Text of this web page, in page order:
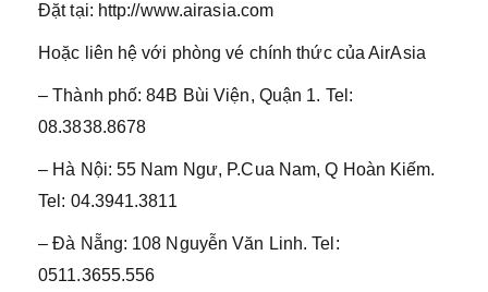
Đặt tại: http://www.airasia.com
Hoặc liên hệ với phòng vé chính thức của AirAsia
– Thành phố: 84B Bùi Viện, Quận 1. Tel:
08.3838.8678
– Hà Nội: 55 Nam Ngư, P.Cua Nam, Q Hoàn Kiếm.
Tel: 04.3941.3811
– Đà Nẵng: 108 Nguyễn Văn Linh. Tel:
0511.3655.556